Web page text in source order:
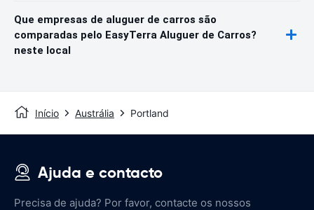
Que empresas de aluguer de carros são
comparadas pelo EasyTerra Aluguer de Carros?
neste local
Início Austrália Portland
Ajuda e contacto
Precisa de ajuda? Por favor, contacte os nossos